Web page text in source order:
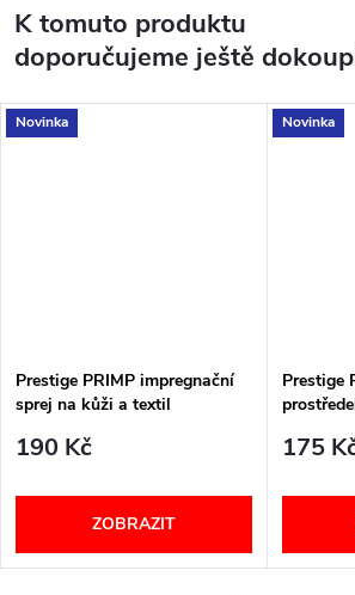
K tomuto produktu
doporučujeme ještě
Novinka
Prestige PRIMP impregnační
sprej na kůži a textil
190 Kč
ZOBRAZIT
Novinka
Prestige
175